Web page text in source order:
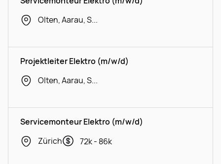
Olten, Aarau, Spreitenbach
Projektleiter Elektro (m/w/d)
Olten, Aarau, Spreitenbach
Servicemonteur Elektro (m/w/d)
Zürich
72k - 86k